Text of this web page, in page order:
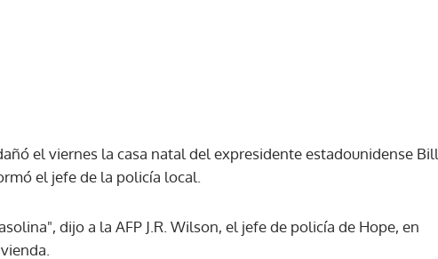
el viernes la casa natal del expresidente estadounidense Bill
el jefe de la policía local.
dijo a la AFP J.R. Wilson, el jefe de policía de Hope, en